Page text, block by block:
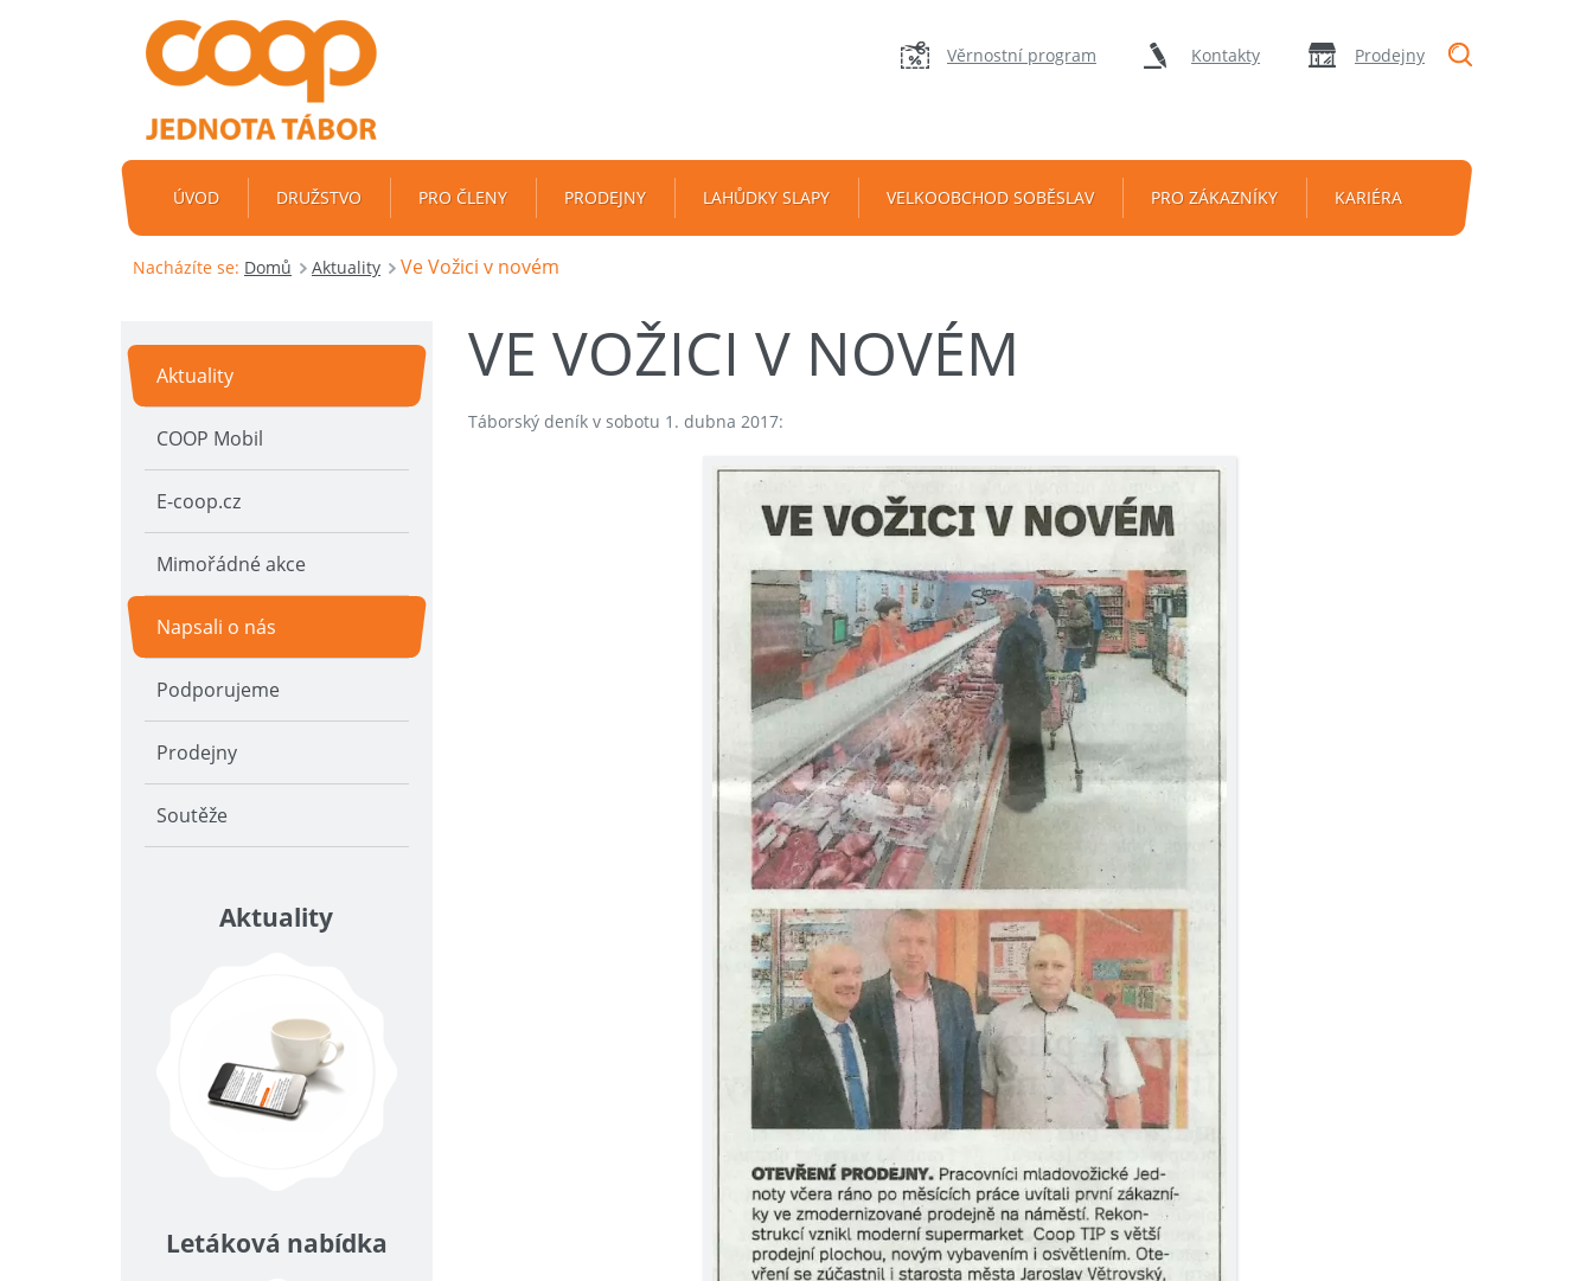
Věrnostní program Kontakty Prodejny
ÚVOD DRUŽSTVO PRO ČLENY PRODEJNY LAHŮDKY SLAPY VELKOOBCHOD SOBĚSLAV PRO ZÁKAZNÍKY KARIÉRA
Nacházíte se: Domů Aktuality Ve Vožici v novém
VE VOŽICI V NOVÉM
Táborský deník v sobotu 1. dubna 2017:
Aktuality
COOP Mobil
E-coop.cz
Mimořádné akce
Napsali o nás
Podporujeme
Prodejny
Soutěže
Aktuality
Letáková nabídka